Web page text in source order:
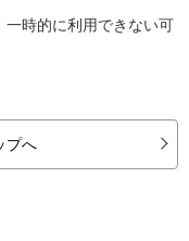
時的に利用できない可
プへ